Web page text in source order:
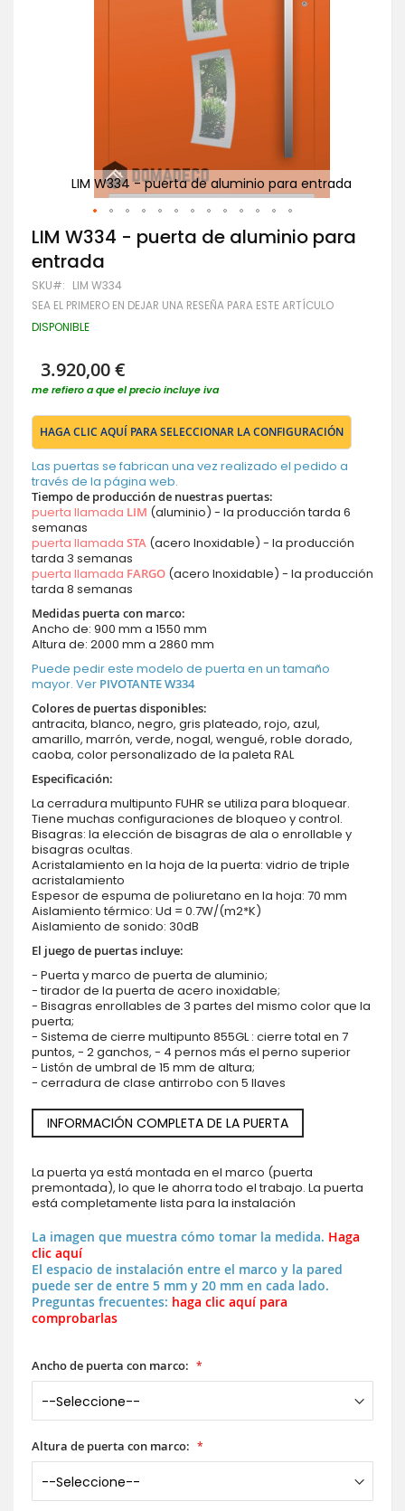
LIM W334 - puerta de aluminio para entrada
Saltar
al
comienzo
de
la
galería
de
LIM W334 - puerta de aluminio para
entrada
SKU LIM W334
SEA EL PRIMERO EN DEJAR UNA RESEÑA PARA ESTE ARTÍCULO
DISPONIBLE
3.920,00 €
me refiero a que el precio incluye iva
HAGA CLIC AQUÍ PARA SELECCIONAR LA CONFIGURACIÓN
Las puertas se fabrican una vez realizado el pedido a
través de la página web.
Tiempo de producción de nuestras puertas:
puerta llamada LIM (aluminio) - la producción tarda 6
semanas
puerta llamada STA (acero Inoxidable) - la producción
tarda 3 semanas
puerta llamada FARGO (acero Inoxidable) - la producción
tarda 8 semanas
Medidas puerta con marco:
Ancho de: 900 mm a 1550 mm
Altura de: 2000 mm a 2860 mm
Puede pedir este modelo de puerta en un tamaño
mayor. Ver PIVOTANTE W334
Colores de puertas disponibles:
antracita, blanco, negro, gris plateado, rojo, azul,
amarillo, marrón, verde, nogal, wengué, roble dorado,
caoba, color personalizado de la paleta RAL
Especificación:
La cerradura multipunto FUHR se utiliza para bloquear.
Tiene muchas configuraciones de bloqueo y control.
Bisagras: la elección de bisagras de ala o enrollable y
bisagras ocultas.
Acristalamiento en la hoja de la puerta: vidrio de triple
acristalamiento
Espesor de espuma de poliuretano en la hoja: 70 mm
Aislamiento térmico: Ud = 0.7W/(m2*K)
Aislamiento de sonido: 30dB
El juego de puertas incluye:
- Puerta y marco de puerta de aluminio;
- tirador de la puerta de acero inoxidable;
- Bisagras enrollables de 3 partes del mismo color que la
puerta;
- Sistema de cierre multipunto 855GL : cierre total en 7
puntos, - 2 ganchos, - 4 pernos más el perno superior
- Listón de umbral de 15 mm de altura;
- cerradura de clase antirrobo con 5 llaves
INFORMACIÓN COMPLETA DE LA PUERTA
La puerta ya está montada en el marco (puerta
premontada), lo que le ahorra todo el trabajo. La puerta
está completamente lista para la instalación
La imagen que muestra cómo tomar la medida. Haga
clic aquí
El espacio de instalación entre el marco y la pared
puede ser de entre 5 mm y 20 mm en cada lado.
Preguntas frecuentes: haga clic aquí para
comprobarlas
Ancho de puerta con marco:
Altura de puerta con marco: